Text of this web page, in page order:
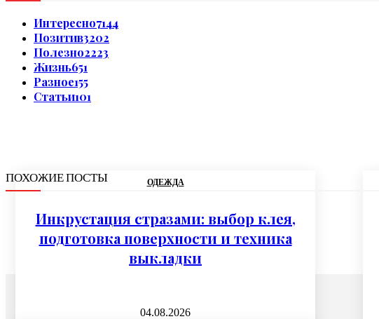
Интересно7144
Позитив3202
Полезно2223
Жизнь651
Разное155
Статьи101
ПОХОЖИЕ ПОСТЫ ОДЕЖДА
Инкрустация стразами: выбор клея,
подготовка поверхности и техника
выкладки
04.08.2026